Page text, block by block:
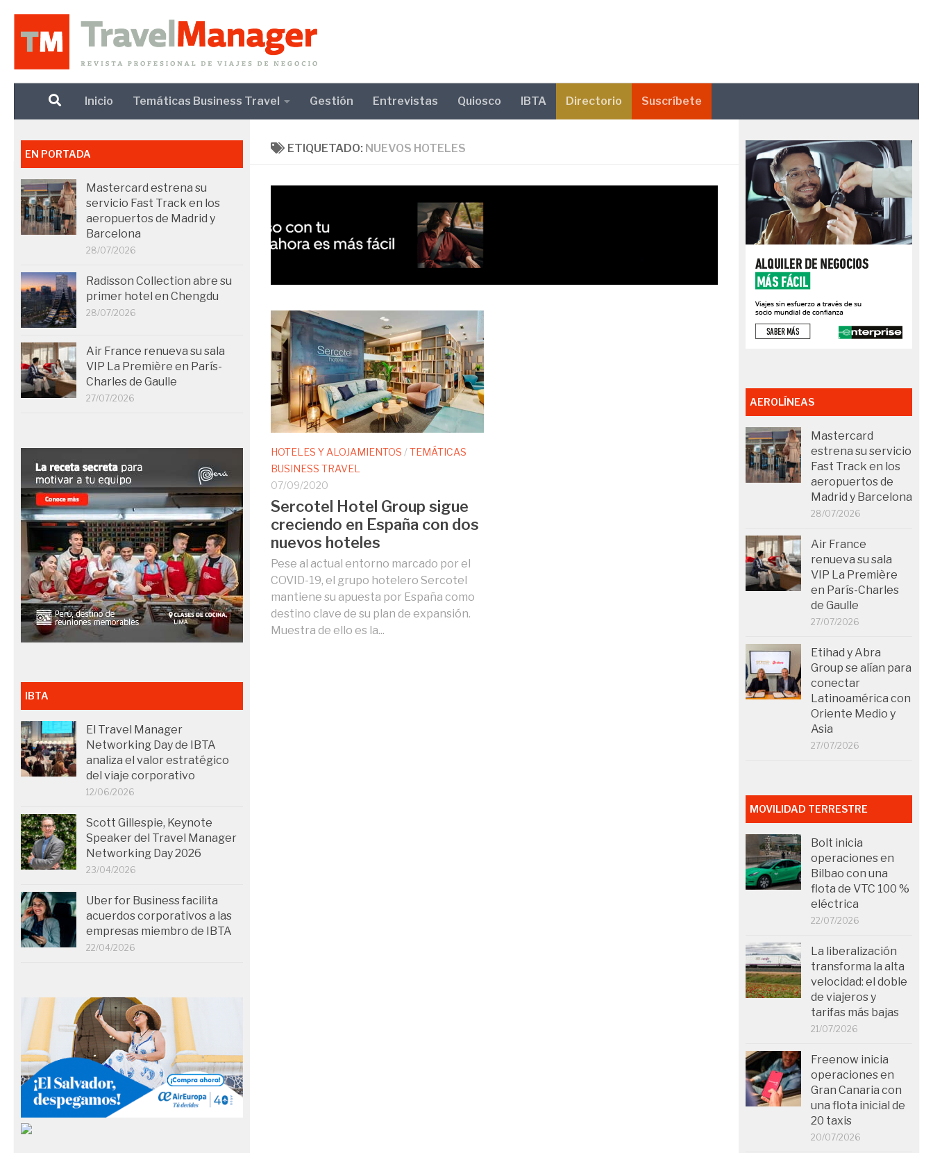
Debajo del contenido
Inicio Temáticas Business Travel Gestión Entrevistas Quiosco IBTA Directorio Suscríbete
ETIQUETADO: NUEVOS HOTELES
HOTELES Y ALOJAMIENTOS /TEMÁTICAS
BUSINESS TRAVEL
07/09/2020
Sercotel Hotel Group sigue
creciendo en España con dos
nuevos hoteles
Pese al actual entorno marcado por el
COVID-19, el grupo hotelero Sercotel
mantiene su apuesta por España como
destino clave de su plan de expansión.
Muestra de ello es la...
EN PORTADA
Mastercard estrena su
servicio Fast Track en los
aeropuertos de Madrid y
Barcelona
28/07/2026
Radisson Collection abre su
primer hotel en Chengdu
28/07/2026
Air France renueva su sala
VIP La Première en París-
Charles de Gaulle
27/07/2026
IBTA
El Travel Manager
Networking Day de IBTA
analiza el valor estratégico
del viaje corporativo
12/06/2026
Scott Gillespie, Keynote
Speaker del Travel Manager
Networking Day 2026
23/04/2026
Uber for Business facilita
acuerdos corporativos a las
empresas miembro de IBTA
22/04/2026
AEROLÍNEAS
Mastercard
estrena su servicio
Fast Track en los
aeropuertos de
Madrid y Barcelona
28/07/2026
Air France
renueva su sala
VIP La Première
en París-Charles
de Gaulle
27/07/2026
Etihad y Abra
Group se alían para
conectar
Latinoamérica con
Oriente Medio y
Asia
27/07/2026
MOVILIDAD TERRESTRE
Bolt inicia
operaciones en
Bilbao con una
flota de VTC 100 %
eléctrica
22/07/2026
La liberalización
transforma la alta
velocidad: el doble
de viajeros y
tarifas más bajas
21/07/2026
Freenow inicia
operaciones en
Gran Canaria con
una flota inicial de
20 taxis
20/07/2026